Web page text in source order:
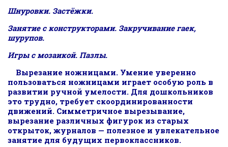
Шнуровки. Застёжки.
Занятие с конструкторами. Закручивание гаек,
шурупов.
Игры с мозаикой. Пазлы.
Вырезание ножницами. Умение уверенно
пользоваться ножницами играет особую роль в
развитии ручной умелости. Для дошкольников
это трудно, требует скоординированности
движений. Симметричное вырезывание,
вырезание различных фигурок из старых
открыток, журналов — полезное и увлекательное
занятие для будущих первоклассников.